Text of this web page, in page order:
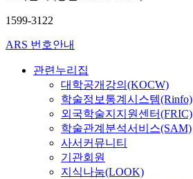
1599-3122
ARS 번호안내
관련누리집
대학공개강의(KOCW)
학술정보통계시스템(Rinfo)
외국학술지지원센터(FRIC)
학술관계분석서비스(SAM)
사서커뮤니티
기관회원
지식나눔(LOOK)